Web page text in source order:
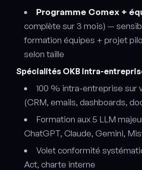
Programme Comex +
complète sur 3 mois) —
formation équipes + projet
selon taille
Spécialités OKB intra-
100 % intra-entreprise sur
(CRM, emails, dashboards,
Formation aux 5 LLM
ChatGPT, Claude, Gemini,
Volet conformité
Act, charte interne